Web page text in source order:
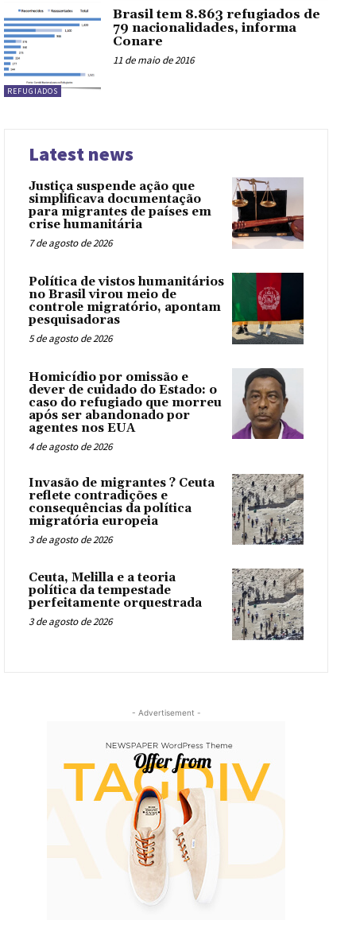
REFUGIADOS
Brasil tem 8.863 refugiados de
79 nacionalidades, informa
Conare
11 de maio de 2016
Latest news
Justiça suspende ação que
simplificava documentação
para migrantes de países em
crise humanitária
7 de agosto de 2026
Política de vistos humanitários
no Brasil virou meio de
controle migratório, apontam
pesquisadoras
5 de agosto de 2026
Homicídio por omissão e
dever de cuidado do Estado: o
caso do refugiado que morreu
após ser abandonado por
agentes nos EUA
4 de agosto de 2026
Invasão de migrantes ? Ceuta
reflete contradições e
consequências da política
migratória europeia
3 de agosto de 2026
Ceuta, Melilla e a teoria
política da tempestade
perfeitamente orquestrada
3 de agosto de 2026
- Advertisement -